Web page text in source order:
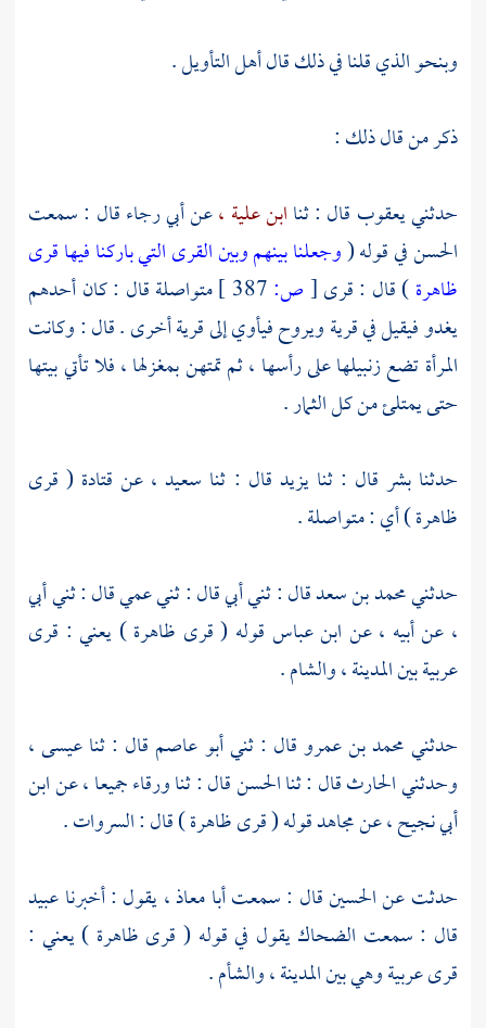
وبنحو الذي قلنا في ذلك قال أهل التأويل .
ذكر من قال ذلك :
حدثنييعقوب قال : ثناابن علية ،عنأبي رجاءقال : سمعت
الحسنفي قوله (وجعلنا بينهم وبين القرى التي باركنا فيها قرى
ظاهرة) قال : قرى[ص:
متواصلة قال : كان أحدهم
يغدو فيقيل في قرية ويروح فيأوي إلى قرية أخرى . قال : وكانت
المرأة تضع زنبيلها على رأسها ، ثم تمتهن بمغزلها ، فلا تأتي بيتها
حتى يمتلئ من كل الثمار .
حدثنابشر قال : ثنايزيد قال : ثنا سعيد ، عن قتادة ( قرى
ظاهرة ) أي : متواصلة .
حدثنيمحمد بن سعدقال : ثني أبي قال : ثني عمي قال : ثني أبي
، عن أبيه ، عن ابن عباس قوله ( قرى ظاهرة ) يعني : قرى
عربية بينالمدينة ،والشام.
حدثنيمحمد بن عمروقال : ثنيأبو عاصم قال : ثناعيسى ،
وحدثنيالحارثقال : ثناالحسنقال : ثناورقاءجميعا ، عنابن
أبي نجيح ،عنمجاهدقوله ( قرى ظاهرة ) قال : السروات .
حدثت عنالحسينقال : سمعتأبا معاذ ،يقول : أخبرناعبيد
قال : سمعت الضحاكيقول في قوله ( قرى ظاهرة ) يعني :
قرى عربية وهي بينالمدينة ،والشأم.